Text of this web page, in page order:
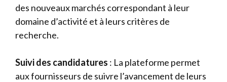
des nouveaux marchés correspondant à leur
domaine d’activité et à leurs critères de
recherche.
Suivi des candidatures : La plateforme permet
aux fournisseurs de suivre l’avancement de leurs